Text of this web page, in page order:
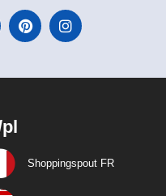
Shoppingspout FR